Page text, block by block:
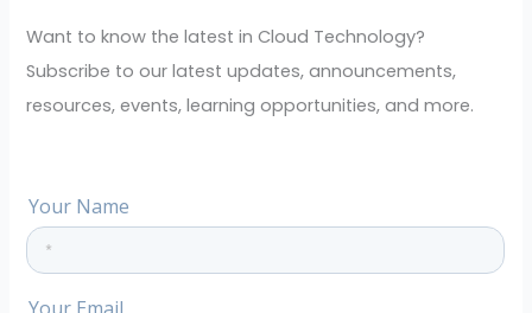
f
o
r
Want to know the latest in Cloud Technology?
Subscribe to our latest updates, announcements,
resources, events, learning opportunities, and more.